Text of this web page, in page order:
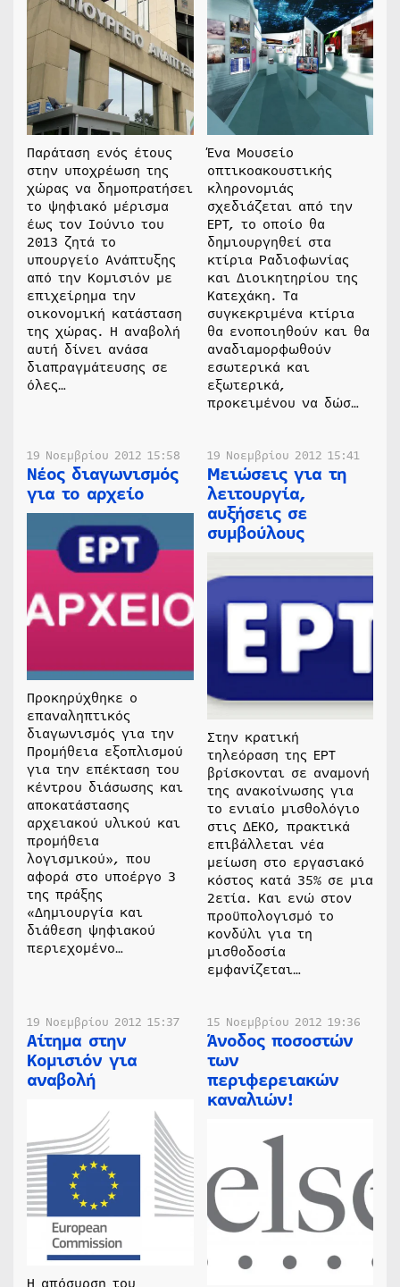
Παράταση ενός έτους
στην υποχρέωση της
χώρας να δημοπρατήσει
το ψηφιακό μέρισμα
έως τον Ιούνιο του
2013 ζητά το
υπουργείο Ανάπτυξης
από την Κομισιόν με
επιχείρημα την
οικονομική κατάσταση
της χώρας. Η αναβολή
αυτή δίνει ανάσα
διαπραγμάτευσης σε
όλες…
Ένα Μουσείο
οπτικοακουστικής
κληρονομιάς
σχεδιάζεται από την
ΕΡΤ, το οποίο θα
δημιουργηθεί στα
κτίρια Ραδιοφωνίας
και Διοικητηρίου της
Κατεχάκη. Τα
συγκεκριμένα κτίρια
θα ενοποιηθούν και θα
αναδιαμορφωθούν
εσωτερικά και
εξωτερικά,
προκειμένου να δώσ…
19 Νοεμβρίου 2012 15:58
Νέος διαγωνισμός
για το αρχείο
Προκηρύχθηκε ο
επαναληπτικός
διαγωνισμός για την
Προμήθεια εξοπλισμού
για την επέκταση του
κέντρου διάσωσης και
αποκατάστασης
αρχειακού υλικού και
προμήθεια
λογισμικού», που
αφορά στο υποέργο 3
της πράξης
«Δημιουργία και
διάθεση ψηφιακού
περιεχομένο…
19 Νοεμβρίου 2012 15:41
Μειώσεις για τη
λειτουργία,
αυξήσεις σε
συμβούλους
Στην κρατική
τηλεόραση της ΕΡΤ
βρίσκονται σε αναμονή
της ανακοίνωσης για
το ενιαίο μισθολόγιο
στις ΔΕΚΟ, πρακτικά
επιβάλλεται νέα
μείωση στο εργασιακό
κόστος κατά 35% σε μια
2ετία. Και ενώ στον
προϋπολογισμό το
κονδύλι για τη
μισθοδοσία
εμφανίζεται…
19 Νοεμβρίου 2012 15:37
Αίτημα στην
Κομισιόν για
αναβολή
15 Νοεμβρίου 2012 19:36
Άνοδος ποσοστών
των
περιφερειακών
καναλιών!